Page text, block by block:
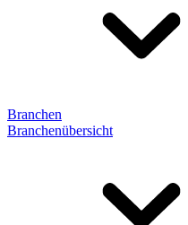
Branchen
Branchenübersicht